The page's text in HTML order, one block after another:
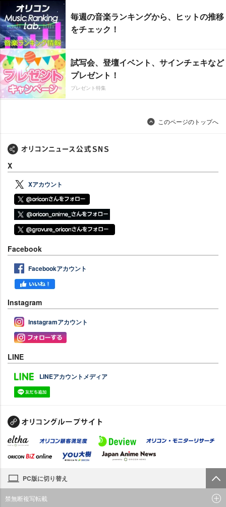
毎週の音楽ランキングから、ヒットの推移
をチェック！
試写会、登壇イベント、サインチェキなど
プレゼント！
プレゼント特集
このページのトップへ
X
Xアカウント
Facebook
Facebookアカウント
Instagram
Instagramアカウント
LINE
LINEアカウントメディア
PC版に切り替え
禁無断複写転載